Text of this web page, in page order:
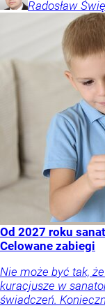
Radosław
Od 2027 roku
Celowane zabiegi
Nie może być tak,
kuracjusze w
świadczeń.